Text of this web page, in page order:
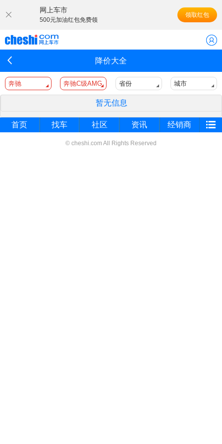
网上车市
500元加油红包免费领
领取红包
降价大全
奔驰 奔驰C级AMG 省份 城市
暂无信息
首页 找车 社区 资讯 经销商
© cheshi.com All Rights Reserved